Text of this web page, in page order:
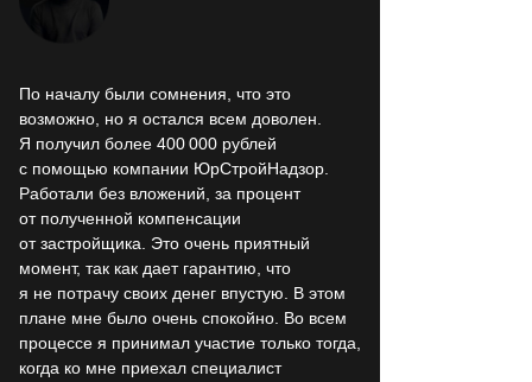
По началу были сомнения, что это
возможно, но я остался всем доволен.
Я получил более 400 000 рублей
с помощью компании ЮрСтройНадзор.
Работали без вложений, за процент
от полученной компенсации
от застройщика. Это очень приятный
момент, так как дает гарантию, что
я не потрачу своих денег впустую. В этом
плане мне было очень спокойно. Во всем
процессе я принимал участие только тогда,
когда ко мне приехал специалист